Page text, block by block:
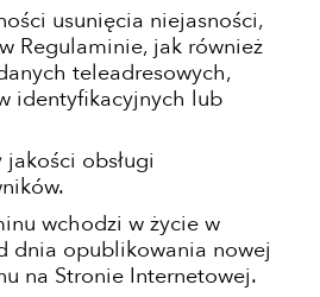
usunięcia niejasności,
Regulaminie, jak również
teleadresowych,
identyfikacyjnych lub
jakości obsługi
wchodzi w życie w
dnia opublikowania nowej
na Stronie Internetowej.